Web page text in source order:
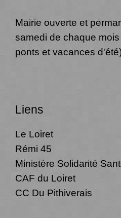
Mairie ouverte et
samedi de chaque
ponts et vacances d'été)
Liens
Le Loiret
Rémi 45
Ministère Solidarité
CAF du Loiret
CC Du Pithiverais